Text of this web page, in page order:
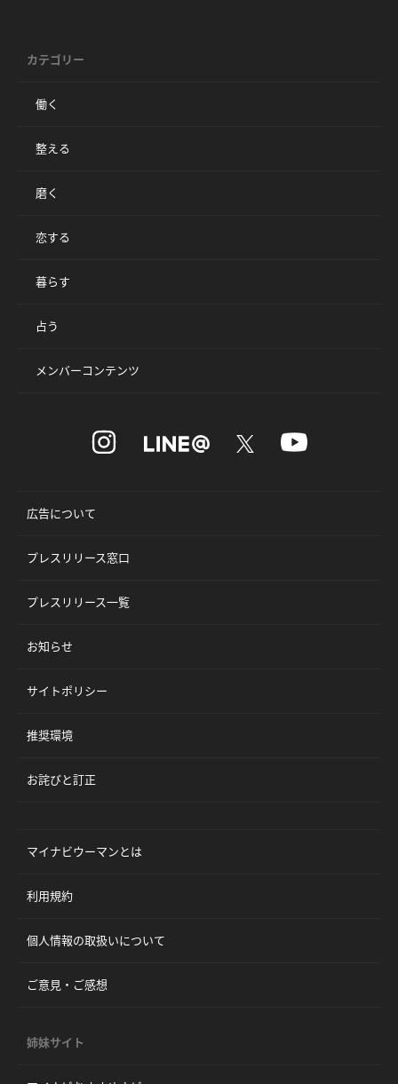
カテゴリー
働く
整える
磨く
恋する
暮らす
占う
メンバーコンテンツ
広告について
プレスリリース窓口
プレスリリース一覧
お知らせ
サイトポリシー
推奨環境
お詫びと訂正
マイナビウーマンとは
利用規約
個人情報の取扱いについて
ご意見・ご感想
姉妹サイト